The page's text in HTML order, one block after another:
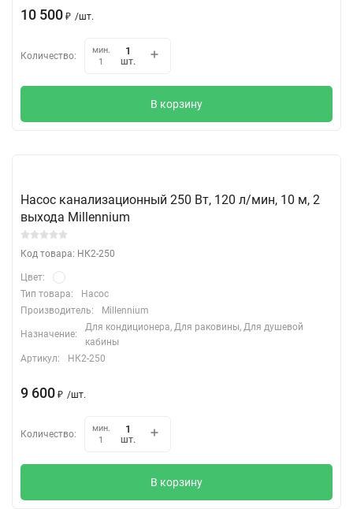
10 500 ₽ /шт.
Количество:
мин.
1
шт.
В корзину
Насос канализационный 250 Вт, 120 л/мин, 10 м, 2
выхода Millennium
Код товара: НК2-250
Цвет:
Тип товара:
Насос
Производитель:
Millennium
Назначение:
Для кондиционера, Для раковины, Для душевой
кабины
Артикул:
НК2-250
9 600 ₽ /шт.
Количество:
мин.
1
шт.
В корзину